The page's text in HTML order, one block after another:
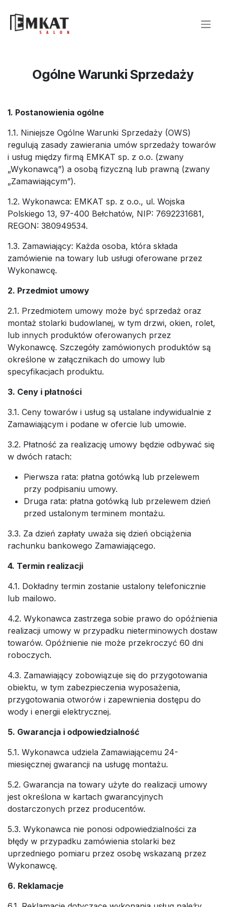
Ogólne Warunki Sprzedaży
1. Postanowienia ogólne
1.1. Niniejsze Ogólne Warunki Sprzedaży (OWS)
regulują zasady zawierania umów sprzedaży towarów
i usług między firmą EMKAT sp. z o.o. (zwany
„Wykonawcą”) a osobą fizyczną lub prawną (zwany
„Zamawiającym”).
1.2. Wykonawca: EMKAT sp. z o.o., ul. Wojska
Polskiego 13, 97-400 Bełchatów, NIP: 7692231681,
REGON: 380949534.
1.3. Zamawiający: Każda osoba, która składa
zamówienie na towary lub usługi oferowane przez
Wykonawcę.
2. Przedmiot umowy
2.1. Przedmiotem umowy może być sprzedaż oraz
montaż stolarki budowlanej, w tym drzwi, okien, rolet,
lub innych produktów oferowanych przez
Wykonawcę. Szczegóły zamówionych produktów są
określone w załącznikach do umowy lub
specyfikacjach produktu.
3. Ceny i płatności
3.1. Ceny towarów i usług są ustalane indywidualnie z
Zamawiającym i podane w ofercie lub umowie.
3.2. Płatność za realizację umowy będzie odbywać się
w dwóch ratach:
Pierwsza rata: płatna gotówką lub przelewem
przy podpisaniu umowy.
Druga rata: płatna gotówką lub przelewem dzień
przed ustalonym terminem montażu.
3.3. Za dzień zapłaty uważa się dzień obciążenia
rachunku bankowego Zamawiającego.
4. Termin realizacji
4.1. Dokładny termin zostanie ustalony telefonicznie
lub mailowo.
4.2. Wykonawca zastrzega sobie prawo do opóźnienia
realizacji umowy w przypadku nieterminowych dostaw
towarów. Opóźnienie nie może przekroczyć 60 dni
roboczych.
4.3. Zamawiający zobowiązuje się do przygotowania
obiektu, w tym zabezpieczenia wyposażenia,
przygotowania otworów i zapewnienia dostępu do
wody i energii elektrycznej.
5. Gwarancja i odpowiedzialność
5.1. Wykonawca udziela Zamawiającemu 24-
miesięcznej gwarancji na usługę montażu.
5.2. Gwarancja na towary użyte do realizacji umowy
jest określona w kartach gwarancyjnych
dostarczonych przez producentów.
5.3. Wykonawca nie ponosi odpowiedzialności za
błędy w przypadku zamówienia stolarki bez
uprzedniego pomiaru przez osobę wskazaną przez
Wykonawcę.
6. Reklamacje